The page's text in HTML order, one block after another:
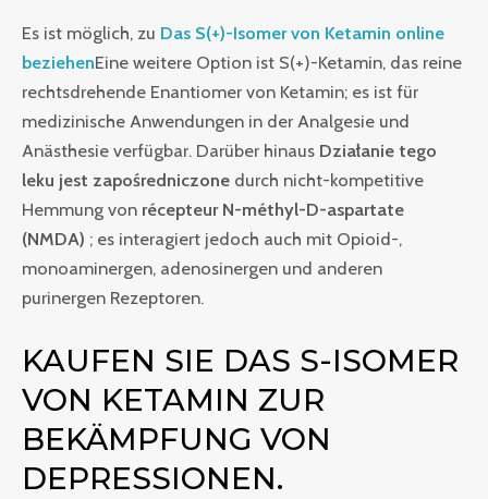
Es ist möglich, zu Das S(+)-Isomer von Ketamin online
beziehenEine weitere Option ist S(+)-Ketamin, das reine
rechtsdrehende Enantiomer von Ketamin; es ist für
medizinische Anwendungen in der Analgesie und
Anästhesie verfügbar. Darüber hinaus Działanie tego
leku jest zapośredniczone durch nicht-kompetitive
Hemmung von récepteur N-méthyl-D-aspartate
(NMDA) ; es interagiert jedoch auch mit Opioid-,
monoaminergen, adenosinergen und anderen
purinergen Rezeptoren.
KAUFEN SIE DAS S-ISOMER
VON KETAMIN ZUR
BEKÄMPFUNG VON
DEPRESSIONEN.